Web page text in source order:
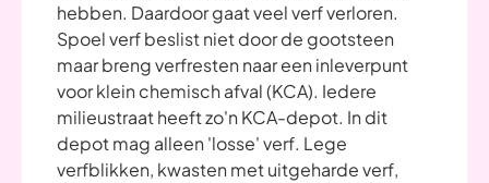
hebben. Daardoor gaat veel verf verloren.
Spoel verf beslist niet door de gootsteen
maar breng verfresten naar een inleverpunt
voor klein chemisch afval (KCA). Iedere
milieustraat heeft zo'n KCA-depot. In dit
depot mag alleen 'losse' verf. Lege
verfblikken, kwasten met uitgeharde verf,